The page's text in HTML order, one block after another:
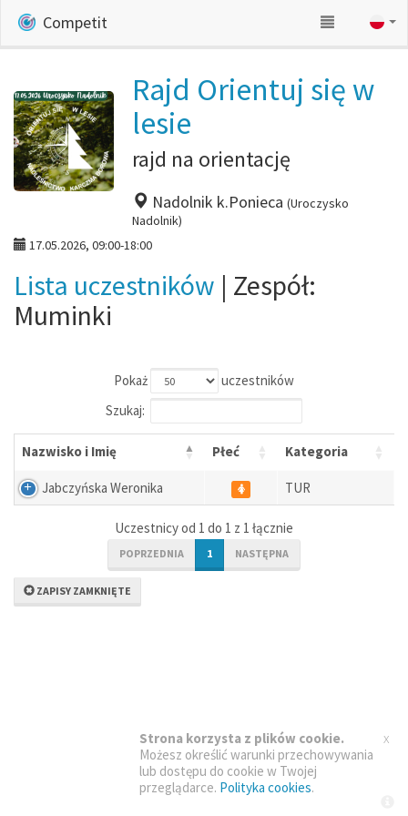
Competit
Rajd Orientuj się w
lesie
rajd na orientację
Nadolnik k.Ponieca (Uroczysko
Nadolnik)
17.05.2026, 09:00-18:00
Lista uczestników | Zespół:
Muminki
Pokaż
uczestników
Szukaj:
Nazwisko i Imię Płeć Kategoria
Jabczyńska Weronika TUR
Uczestnicy od 1 do 1 z 1 łącznie
POPRZEDNIA 1 NASTĘPNA
ZAPISY ZAMKNIĘTE
Strona korzysta z plików cookie.
Możesz określić warunki przechowywania
lub dostępu do cookie w Twojej
przeglądarce. Polityka cookies.
x